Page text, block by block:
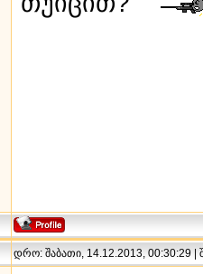
დრო: შაბათი, 14.12.2013, 00:30:29 |